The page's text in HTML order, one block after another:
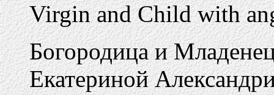
Virgin and Child with
Богородица и
Екатериной